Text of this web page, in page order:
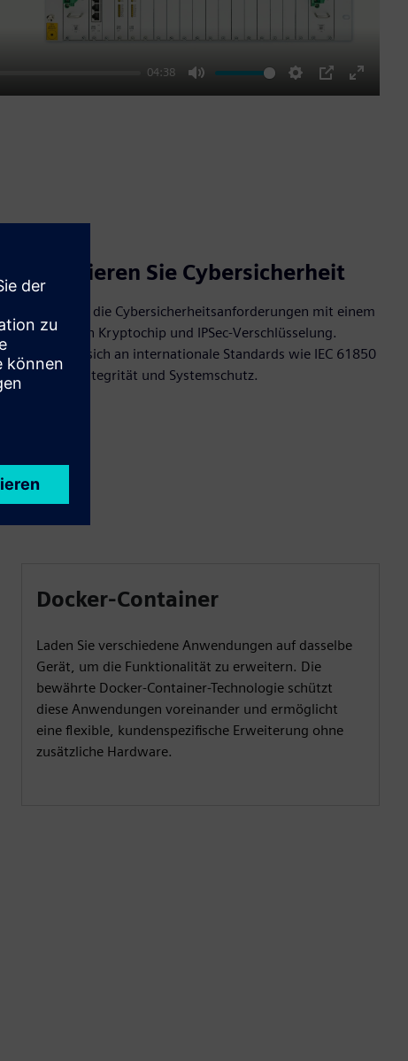
04:38
Mute Settings
PIP
Enter
Priorisieren Sie Cybersicherheit
Erfüllen Sie die Cybersicherheitsanforderungen mit einem
integrierten Kryptochip und IPSec-Verschlüsselung.
Halten Sie sich an internationale Standards wie IEC 61850
für Datenintegrität und Systemschutz.
Docker-Container
Laden Sie verschiedene Anwendungen auf dasselbe
Gerät, um die Funktionalität zu erweitern. Die
bewährte Docker-Container-Technologie schützt
diese Anwendungen voreinander und ermöglicht
eine flexible, kundenspezifische Erweiterung ohne
zusätzliche Hardware.